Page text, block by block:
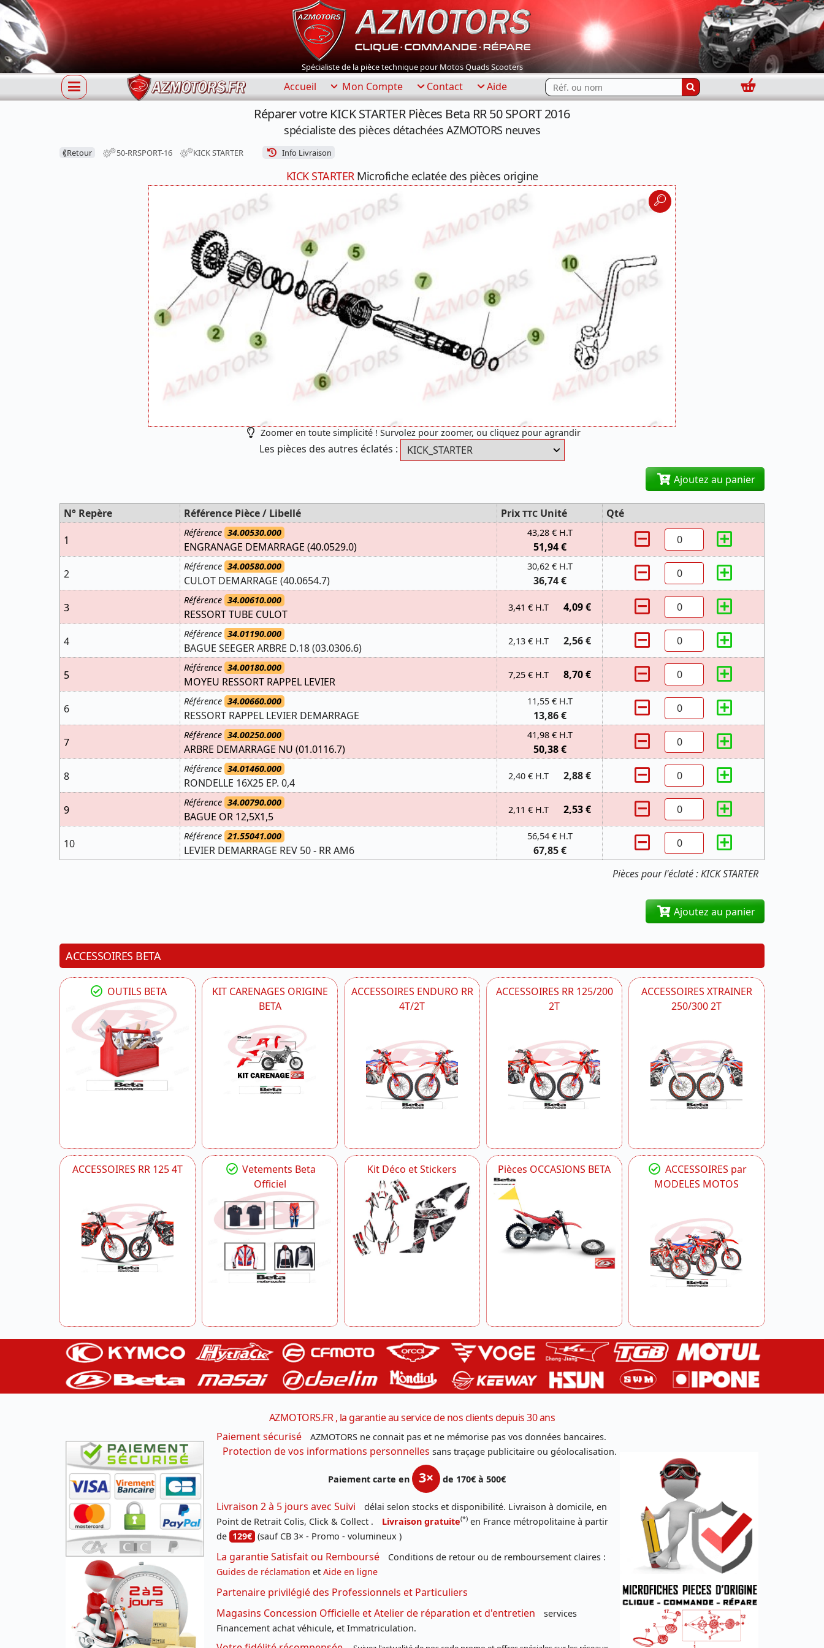
Spécialiste de la pièce technique pour Motos Quads Scooters
Accueil Mon Compte Contact Aide Rechercher...
Panier
Réparer votre KICK STARTER Pièces Beta RR 50 SPORT 2016
spécialiste des pièces détachées AZMOTORS neuves
⟪Retour 50-RRSPORT-16 KICK STARTER Info Livraison
KICK STARTERMicrofiche eclatée des pièces origine
Zoomer en toute simplicité ! Survolez pour zoomer, ou cliquez pour agrandir
Les pièces des autres éclatés :
Ajoutez au panier
Pièces pour l'éclaté : KICK STARTER
N° Repère Référence Pièce / Libellé Prix TTC Unité
Qté
1
Référence 34.00530.000
ENGRANAGE DEMARRAGE (40.0529.0)
43,28 € H.T
51,94 €
2
Référence 34.00580.000
CULOT DEMARRAGE (40.0654.7)
30,62 € H.T
36,74 €
3
Référence 34.00610.000
RESSORT TUBE CULOT
3,41 € H.T 4,09 €
4
Référence 34.01190.000
BAGUE SEEGER ARBRE D.18 (03.0306.6)
2,13 € H.T 2,56 €
5
Référence 34.00180.000
MOYEU RESSORT RAPPEL LEVIER
7,25 € H.T 8,70 €
6
Référence 34.00660.000
RESSORT RAPPEL LEVIER DEMARRAGE
11,55 € H.T
13,86 €
7
Référence 34.00250.000
ARBRE DEMARRAGE NU (01.0116.7)
41,98 € H.T
50,38 €
8
Référence 34.01460.000
RONDELLE 16X25 EP. 0,4
2,40 € H.T 2,88 €
9
Référence 34.00790.000
BAGUE OR 12,5X1,5
2,11 € H.T 2,53 €
10
Référence 21.55041.000
LEVIER DEMARRAGE REV 50 - RR AM6
56,54 € H.T
67,85 €
Ajoutez au panier
ACCESSOIRES BETA
OUTILS BETA
KIT CARENAGES ORIGINE
BETA
ACCESSOIRES ENDURO RR
4T/2T
ACCESSOIRES RR 125/200
2T
ACCESSOIRES XTRAINER
250/300 2T
ACCESSOIRES RR 125 4T
Vetements Beta
Officiel
Kit Déco et Stickers Pièces OCCASIONS BETA
ACCESSOIRES par
MODELES MOTOS
AZMOTORS.FR , la garantie au service de nos clients depuis 30 ans
Paiement sécurisé
AZMOTORS ne connait pas et ne mémorise pas vos données bancaires.
Protection de vos informations personnelles sans traçage publicitaire ou géolocalisation.
Paiement carte en 3× de 170€ à 500€
Livraison 2 à 5 jours avec Suivi
délai selon stocks et disponibilité. Livraison à domicile, en
Point de Retrait Colis, Click & Collect .
Livraison gratuite(*) en France métropolitaine à partir
de 129€ (sauf CB 3× - Promo - volumineux )
La garantie Satisfait ou Remboursé
Conditions de retour ou de remboursement claires :
Guides de réclamation et Aide en ligne
Partenaire privilégié des Professionnels et Particuliers
Magasins Concession Officielle et Atelier de réparation et d'entretien
services
Financement achat véhicule, et Immatriculation.